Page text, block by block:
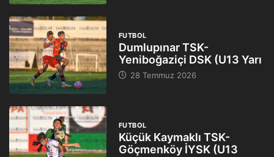
FUTBOL
Dumlupınar TSK-
Yeniboğaziçi DSK (U13 Yarı
28 Temmuz 2026
FUTBOL
Küçük Kaymaklı TSK-
Göçmenköy İYSK (U13